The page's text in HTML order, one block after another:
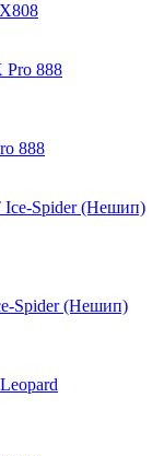
888
Spider (Нешип)